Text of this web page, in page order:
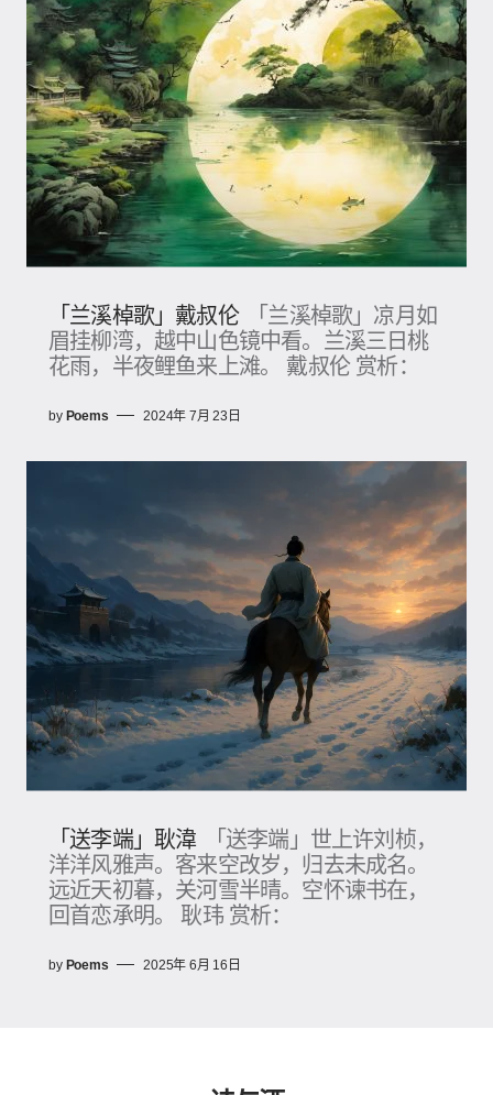
「兰溪棹歌」戴叔伦
「兰溪棹歌」凉月如
眉挂柳湾，越中山色镜中看。兰溪三日桃
花雨，半夜鲤鱼来上滩。 戴叔伦 赏析：
by Poems 2024年 7月 23日
「送李端」耿湋
「送李端」世上许刘桢，
洋洋风雅声。客来空改岁，归去未成名。
远近天初暮，关河雪半晴。空怀谏书在，
回首恋承明。 耿玮 赏析：
by Poems 2025年 6月 16日